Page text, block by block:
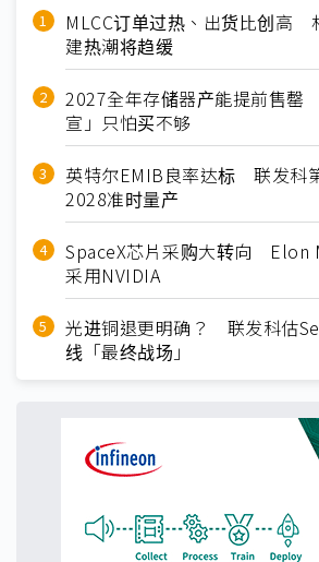
MLCC订单过热、出货比创高
建热潮将趋缓
2027全年存储器产能提前售罄
宣」只怕买不够
英特尔EMIB良率达标 联发科
2028准时量产
SpaceX芯片采购大转向 Elon
采用NVIDIA
光进铜退更明确？ 联发科估
线「最终战场」